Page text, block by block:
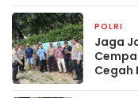
POLRI
Jaga
Cegah